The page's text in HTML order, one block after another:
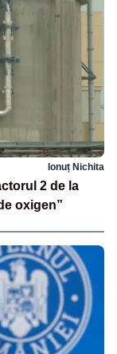
Ionuț Nichita
2 de la
oxigen”